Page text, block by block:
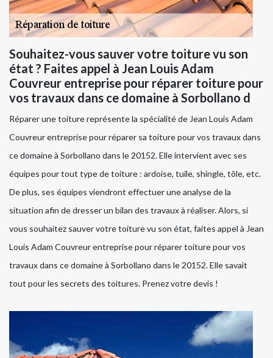
Souhaitez-vous sauver votre toiture vu son
état ? Faites appel à Jean Louis Adam
Couvreur entreprise pour réparer toiture pour
vos travaux dans ce domaine à Sorbollano d
Réparer une toiture représente la spécialité de Jean Louis Adam
Couvreur entreprise pour réparer sa toiture pour vos travaux dans
ce domaine à Sorbollano dans le 20152. Elle intervient avec ses
équipes pour tout type de toiture : ardoise, tuile, shingle, tôle, etc.
De plus, ses équipes viendront effectuer une analyse de la
situation afin de dresser un bilan des travaux à réaliser. Alors, si
vous souhaitez sauver votre toiture vu son état, faites appel à Jean
Louis Adam Couvreur entreprise pour réparer toiture pour vos
travaux dans ce domaine à Sorbollano dans le 20152. Elle savait
tout pour les secrets des toitures. Prenez votre devis !